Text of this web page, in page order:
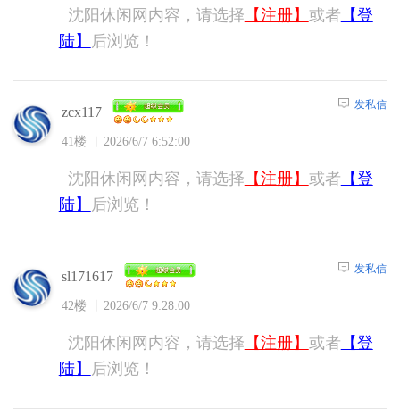
沈阳休闲网内容，请选择 【注册】 或者 【登
陆】
后浏览！
zcx117
41楼 2026/6/7 6:52:00
发私信
沈阳休闲网内容，请选择 【注册】 或者 【登
陆】
后浏览！
sl171617
42楼 2026/6/7 9:28:00
发私信
沈阳休闲网内容，请选择 【注册】 或者 【登
陆】
后浏览！